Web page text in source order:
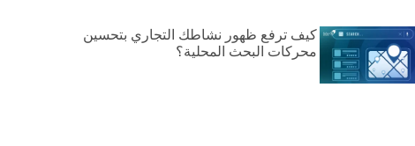
كيف ترفع ظهور نشاطك التجاري بتحسين
محركات البحث المحلية؟